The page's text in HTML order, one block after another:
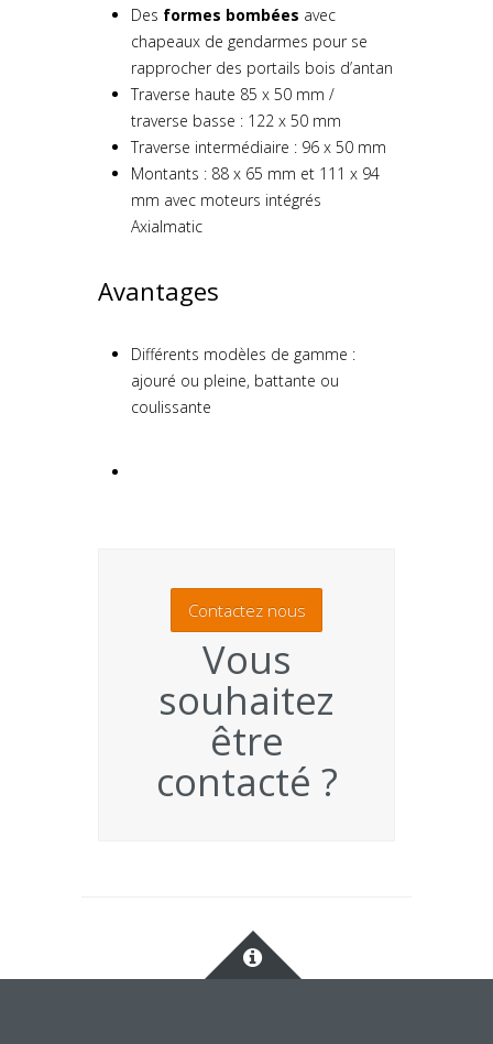
Des formes bombées avec
chapeaux de gendarmes pour se
rapprocher des portails bois d’antan
Traverse haute 85 x 50 mm /
traverse basse : 122 x 50 mm
Traverse intermédiaire : 96 x 50 mm
Montants : 88 x 65 mm et 111 x 94
mm avec moteurs intégrés
Axialmatic
Avantages
Différents modèles de gamme :
ajouré ou pleine, battante ou
coulissante
Contactez nous
Vous
souhaitez
être
contacté ?